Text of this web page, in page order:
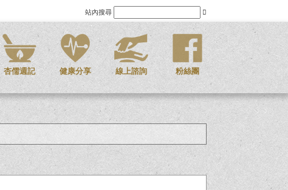
站內搜尋
杏儒週記 健康分享 線上諮詢 粉絲團